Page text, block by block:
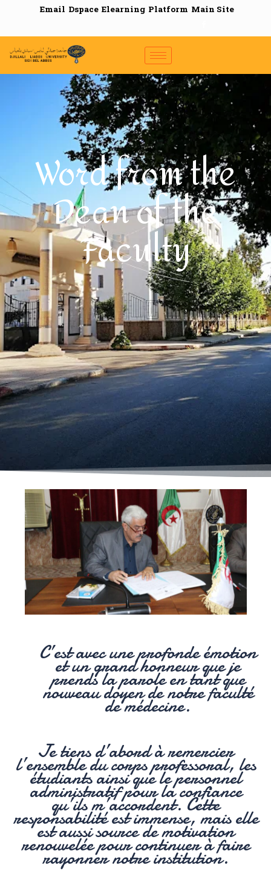
Email Dspace Elearning Platform Main Site
Word from the
Dean of the
Faculty
C’est avec une profonde émotion
et un grand honneur que je
prends la parole en tant que
nouveau doyen de notre faculté
de médecine.
Je tiens d’abord à remercier
l’ensemble du corps professoral, les
étudiants ainsi que le personnel
administratif pour la confiance
qu’ils m’accordent.Cette
responsabilité est immense, mais elle
est aussi source de motivation
renouvelée pour continuer à faire
rayonner notre institution.